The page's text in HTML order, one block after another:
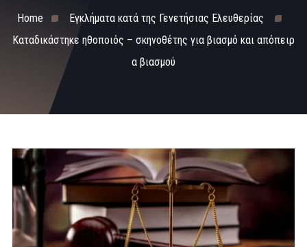
Home
Εγκλήματα κατά της Γενετήσιας Ελευθερίας
Καταδικάστηκε ηθοποιός – σκηνοθέτης για βιασμό και απόπειρ
α βιασμού